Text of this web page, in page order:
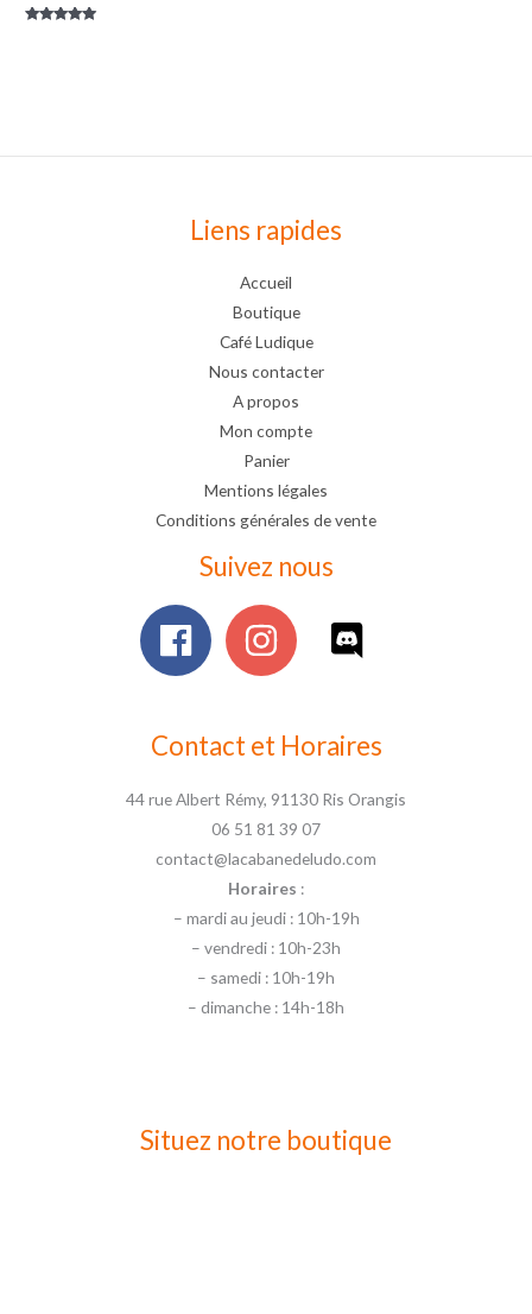
Liens rapides
Accueil
Boutique
Café Ludique
Nous contacter
A propos
Mon compte
Panier
Mentions légales
Conditions générales de vente
Suivez nous
Contact et Horaires
44 rue Albert Rémy, 91130 Ris Orangis
06 51 81 39 07
contact@lacabanedeludo.com
Horaires :
– mardi au jeudi : 10h-19h
– vendredi : 10h-23h
– samedi : 10h-19h
– dimanche : 14h-18h
Situez notre boutique